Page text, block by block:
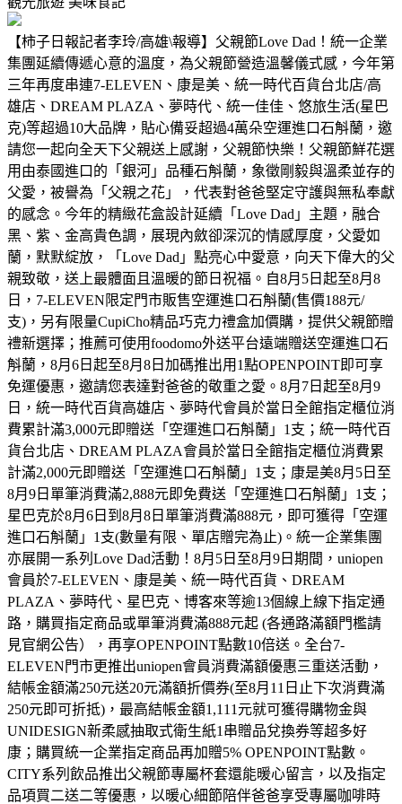
【柿子日報記者李玲/高雄\報導】父親節Love Dad！統一企業
集團延續傳遞心意的溫度，為父親節營造溫馨儀式感，今年第
三年再度串連7-ELEVEN、康是美、統一時代百貨台北店/高
雄店、DREAM PLAZA、夢時代、統一佳佳、悠旅生活(星巴
克)等超過10大品牌，貼心備妥超過4萬朵空運進口石斛蘭，邀
請您一起向全天下父親送上感謝，父親節快樂！父親節鮮花選
用由泰國進口的「銀河」品種石斛蘭，象徵剛毅與溫柔並存的
父愛，被譽為「父親之花」，代表對爸爸堅定守護與無私奉獻
的感念。今年的精緻花盒設計延續「Love Dad」主題，融合
黑、紫、金高貴色調，展現內斂卻深沉的情感厚度，父愛如
蘭，默默綻放，「Love Dad」點亮心中愛意，向天下偉大的父
親致敬，送上最體面且溫暖的節日祝福。自8月5日起至8月8
日，7-ELEVEN限定門市販售空運進口石斛蘭(售價188元/
支)，另有限量CupiCho精品巧克力禮盒加價購，提供父親節贈
禮新選擇；推薦可使用foodomo外送平台遠端贈送空運進口石
斛蘭，8月6日起至8月8日加碼推出用1點OPENPOINT即可享
免運優惠，邀請您表達對爸爸的敬重之愛。8月7日起至8月9
日，統一時代百貨高雄店、夢時代會員於當日全館指定櫃位消
費累計滿3,000元即贈送「空運進口石斛蘭」1支；統一時代百
貨台北店、DREAM PLAZA會員於當日全館指定櫃位消費累
計滿2,000元即贈送「空運進口石斛蘭」1支；康是美8月5日至
8月9日單筆消費滿2,888元即免費送「空運進口石斛蘭」1支；
星巴克於8月6日到8月8日單筆消費滿888元，即可獲得「空運
進口石斛蘭」1支(數量有限、單店贈完為止)。統一企業集團
亦展開一系列Love Dad活動！8月5日至8月9日期間，uniopen
會員於7-ELEVEN、康是美、統一時代百貨、DREAM
PLAZA、夢時代、星巴克、博客來等逾13個線上線下指定通
路，購買指定商品或單筆消費滿888元起 (各通路滿額門檻請
見官網公告），再享OPENPOINT點數10倍送。全台7-
ELEVEN門市更推出uniopen會員消費滿額優惠三重送活動，
結帳金額滿250元送20元滿額折價券(至8月11日止下次消費滿
250元即可折抵)，最高結帳金額1,111元就可獲得購物金與
UNIDESIGN新柔感抽取式衛生紙1串贈品兌換券等超多好
康；購買統一企業指定商品再加贈5% OPENPOINT點數。
CITY系列飲品推出父親節專屬杯套還能暖心留言，以及指定
品項買二送二等優惠，以暖心細節陪伴爸爸享受專屬咖啡時